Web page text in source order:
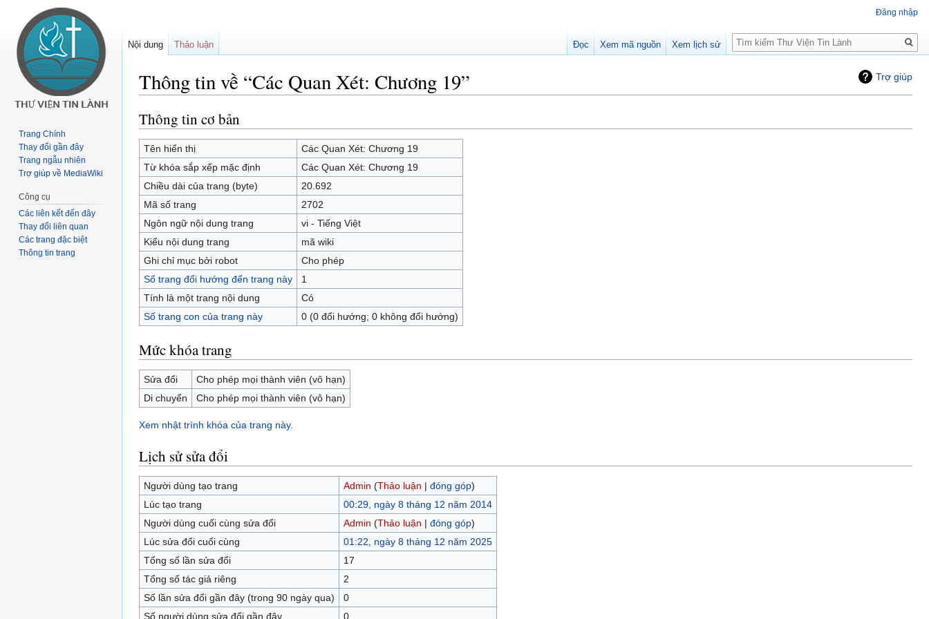
Trợ giúp
Thông tin về “Các Quan Xét: Chương 19”
Buớc
tưới
chuyển
hướng
Bước
tới
tìm
kiếm
Thông tin cơ bản
Tên hiển thị
Các Quan Xét: Chương 19
Từ khóa sắp xếp mặc định
Các Quan Xét: Chương 19
Chiều dài của trang (byte)
20.692
Mã số trang
2702
Ngôn ngữ nội dung trang
vi - Tiếng Việt
Kiểu nội dung trang
mã wiki
Ghi chỉ mục bởi robot
Cho phép
Số trang đổi hướng đến trang này
1
Tính là một trang nội dung
Có
Số trang con của trang này
0 (0 đổi hướng; 0 không đổi hướng)
Mức khóa trang
Sửa đổi
Cho phép mọi thành viên (vô hạn)
Di chuyển
Cho phép mọi thành viên (vô hạn)
Xem nhật trình khóa của trang này.
Lịch sử sửa đổi
Người dùng tạo trang Admin (Thảo luận | đóng góp)
Lúc tạo trang
00:29, ngày 8 tháng 12 năm 2014
Người dùng cuối cùng sửa đổi
Admin (Thảo luận | đóng góp)
Lúc sửa đổi cuối cùng
01:22, ngày 8 tháng 12 năm 2025
Tổng số lần sửa đổi
17
Tổng số tác giả riêng
2
Số lần sửa đổi gần đây (trong 90 ngày qua)
0
Số người dùng sửa đổi gần đây
0
Đăng nhập
Nội dung Thảo luận Đọc Xem mã nguồn Xem lịch sử
Tìm
kiếm
Trang Chính
Thay đổi gần đây
Trang ngẫu nhiên
Trợ giúp về MediaWiki
Công cụ
Các liên kết đến đây
Thay đổi liên quan
Các trang đặc biệt
Thông tin trang